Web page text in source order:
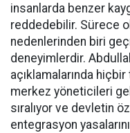
insanlarda benzer
reddedebilir. Sürece
nedenlerinden biri
deneyimlerdir.
açıklamalarında
merkez yöneticileri
sıralıyor ve devletin
entegrasyon